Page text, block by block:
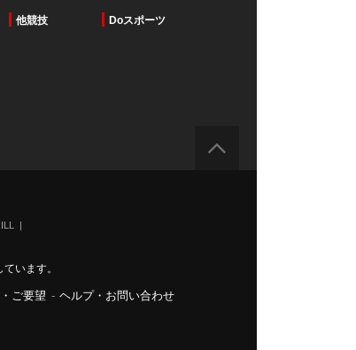
他競技 Doスポーツ
います。
ご要望 - ヘルプ・お問い合わせ